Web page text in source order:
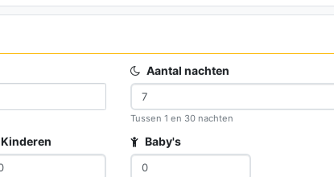
Aantal nachten
Tussen 1 en 30 nachten
Kinderen Baby's